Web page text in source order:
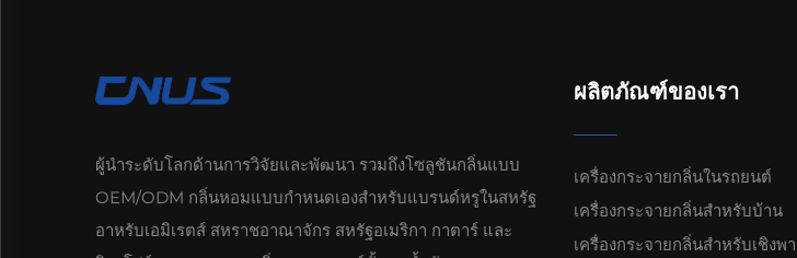
ผู้นำระดับโลกด้านการวิจัยและพัฒนา รวมถึงโซลูชันกลิ่นแบบ
OEM/ODM กลิ่นหอมแบบกำหนดเองสำหรับแบรนด์หรูในสหรัฐ
อาหรับเอมิเรตส์ สหราชอาณาจักร สหรัฐอเมริกา กาตาร์ และ
ผลิตภัณฑ์ของเรา
เครื่องกระจายกลิ่นในรถยนต์
เครื่องกระจายกลิ่นสำหรับบ้าน
เครื่องกระจายกลิ่นสำหรับเชิงพ